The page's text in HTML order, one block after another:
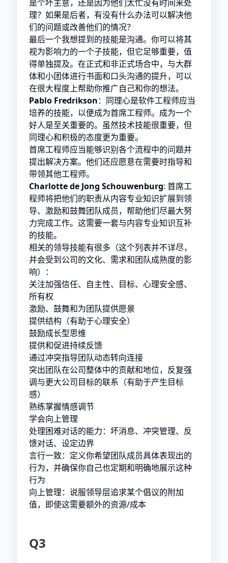
是个坏主意，还是因为他们太忙没有时间来处
理？如果是后者，有没有什么办法可以解决他
们的问题或改善他们的情况？
最后一个我想提到的技能是沟通。你可以将其
视为影响力的一个子技能，但它足够重要，值
得单独提及。在正式和非正式场合中，与大群
体和小团体进行书面和口头沟通的提升，可以
在很大程度上帮助你推广自己和你的想法。
Pablo Fredrikson：同理心是软件工程师应当
培养的技能，以便成为首席工程师。成为一个
好人是至关重要的。虽然技术技能很重要，但
同理心和积极的态度更为重要。
首席工程师应当能够识别各个流程中的问题并
提出解决方案。他们还应愿意在需要时指导和
带领其他工程师。
Charlotte de Jong Schouwenburg: 首席工
程师将把他们的职责从内容专业知识扩展到领
导、激励和鼓舞团队成员，帮助他们尽最大努
力完成工作。这需要一套与内容专业知识互补
的技能。
相关的领导技能有很多（这个列表并不详尽，
并会受到公司的文化、需求和团队成熟度的影
响）：
关注加强信任、自主性、目标、心理安全感、
所有权
激励、鼓舞和为团队提供愿景
提供结构（有助于心理安全）
鼓励成长型思维
提供和促进持续反馈
通过冲突指导团队动态转向连接
突出团队在公司整体中的贡献和地位，反复强
调与更大公司目标的联系（有助于产生目标
感）
熟练掌握情感调节
学会向上管理
处理困难对话的能力：坏消息、冲突管理、反
馈对话、设定边界
言行一致：定义你希望团队成员具体表现出的
行为，并确保你自己也定期和明确地展示这种
行为
向上管理：说服领导层追求某个倡议的附加
值，即使这需要额外的资源/成本
Q3